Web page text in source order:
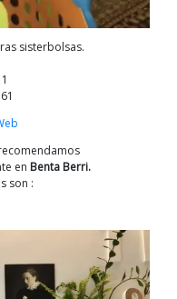
sisterbolsas.
en Benta Berri.
son :